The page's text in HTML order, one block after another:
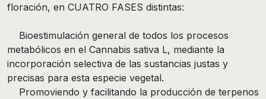
floración, en CUATRO FASES distintas:
Bioestimulación general de todos los procesos
metabólicos en el Cannabis sativa L, mediante la
incorporación selectiva de las sustancias justas y
precisas para esta especie vegetal.
Promoviendo y facilitando la producción de terpenos